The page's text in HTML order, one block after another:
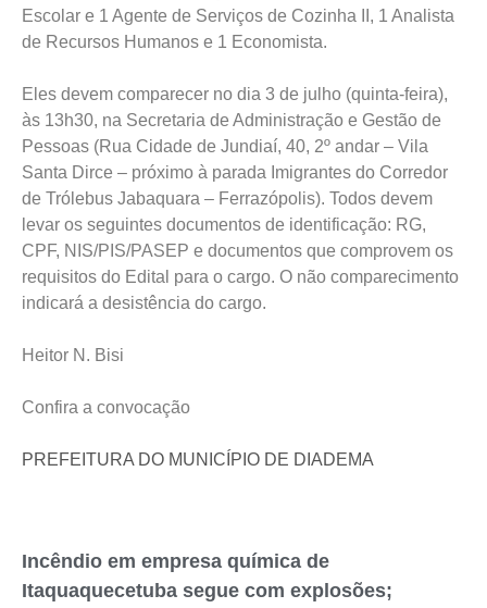
Escolar e 1 Agente de Serviços de Cozinha II, 1 Analista
de Recursos Humanos e 1 Economista.
Eles devem comparecer no dia 3 de julho (quinta-feira),
às 13h30, na Secretaria de Administração e Gestão de
Pessoas (Rua Cidade de Jundiaí, 40, 2º andar – Vila
Santa Dirce – próximo à parada Imigrantes do Corredor
de Trólebus Jabaquara – Ferrazópolis). Todos devem
levar os seguintes documentos de identificação: RG,
CPF, NIS/PIS/PASEP e documentos que comprovem os
requisitos do Edital para o cargo. O não comparecimento
indicará a desistência do cargo.
Heitor N. Bisi
Confira a convocação
PREFEITURA DO MUNICÍPIO DE DIADEMA
Incêndio em empresa química de
Itaquaquecetuba segue com explosões;